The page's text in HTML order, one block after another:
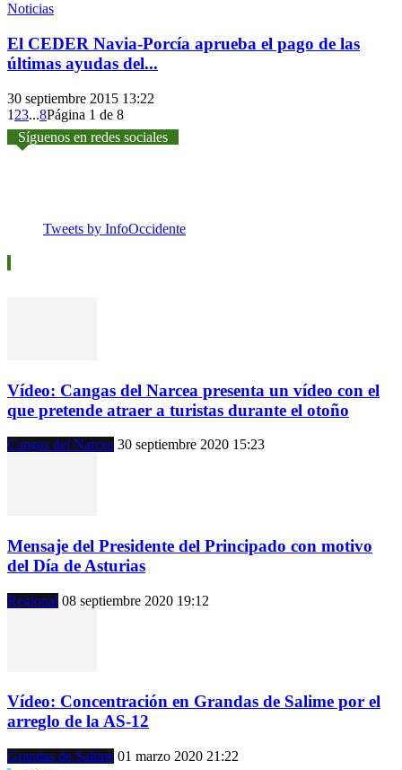
Noticias
El CEDER Navia-Porcía aprueba el pago de las
últimas ayudas del...
30 septiembre 2015 13:22
1 23...8Página 1 de 8
Síguenos en redes sociales
Tweets by InfoOccidente
Vídeo: Cangas del Narcea presenta un vídeo con el
que pretende atraer a turistas durante el otoño
Cangas del Narcea 30 septiembre 2020 15:23
Mensaje del Presidente del Principado con motivo
del Día de Asturias
Regional 08 septiembre 2020 19:12
Vídeo: Concentración en Grandas de Salime por el
arreglo de la AS-12
Grandas de Salime 01 marzo 2020 21:22